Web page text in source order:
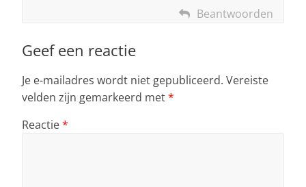
Beantwoorden
Geef een reactie
Je e-mailadres wordt niet gepubliceerd. Vereiste
velden zijn gemarkeerd met*
Reactie*